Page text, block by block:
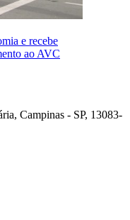
e recebe
ao AVC
Campinas - SP, 13083-